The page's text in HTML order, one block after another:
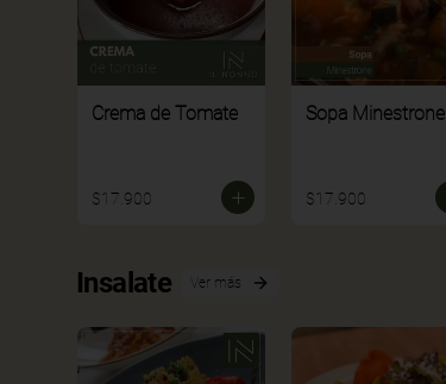
Crema de Tomate
$17.900
Sopa Minestrone
$17.900
Insalate Ver más